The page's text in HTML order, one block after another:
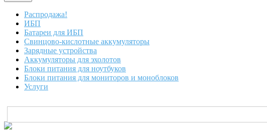
Распродажа!
ИБП
Батареи для ИБП
Свинцово-кислотные аккумуляторы
Зарядные устройства
Аккумуляторы для эхолотов
Блоки питания для ноутбуков
Блоки питания для мониторов и моноблоков
Услуги